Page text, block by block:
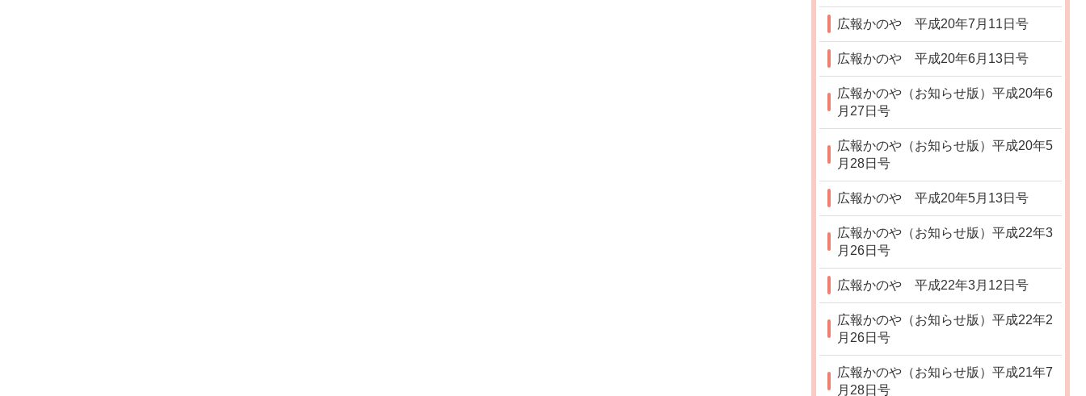
広報かのや 平成20年7月11日号
広報かのや 平成20年6月13日号
広報かのや（お知らせ版）平成20年6
月27日号
広報かのや（お知らせ版）平成20年5
月28日号
広報かのや 平成20年5月13日号
広報かのや（お知らせ版）平成22年3
月26日号
広報かのや 平成22年3月12日号
広報かのや（お知らせ版）平成22年2
月26日号
広報かのや（お知らせ版）平成21年7
月28日号